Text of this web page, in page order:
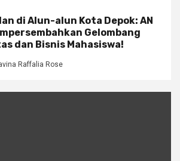
di Alun-alun Kota Depok: AN
Gelombang
dan Bisnis Mahasiswa!
Raffalia Rose